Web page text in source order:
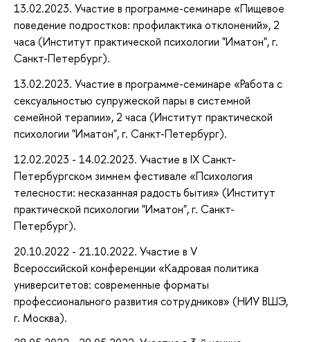
13.02.2023. Участие в программе-семинаре «Пищевое
поведение подростков: профилактика отклонений», 2
часа (Институт практической психологии "Иматон", г.
Санкт-Петербург).
13.02.2023. Участие в программе-семинаре «Работа с
сексуальностью супружеской пары в системной
семейной терапии», 2 часа (Институт практической
психологии "Иматон", г. Санкт-Петербург).
12.02.2023 - 14.02.2023. Участие в IX Санкт-
Петербургском зимнем фестивале «Психология
телесности: несказанная радость бытия» (Институт
практической психологии "Иматон", г. Санкт-
Петербург).
20.10.2022 - 21.10.2022. Участие в V
Всероссийской конференции «Кадровая политика
университетов: современные форматы
профессионального развития сотрудников» (НИУ ВШЭ,
г. Москва).